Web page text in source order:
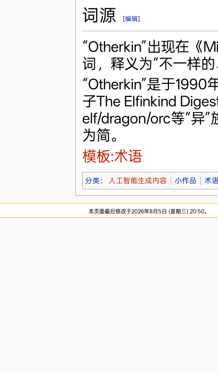
词源 [编辑]
“Otherkin”出现在《
词，释义为“不一样
“Otherkin”是于1990
子The Elfinkind
elf/dragon/orc等“异”
为简。
模板:术语
分类 ： 人工智能生成内容 小作品 术
本页面最后修改于2026年8月5日 (星期三) 20:50。